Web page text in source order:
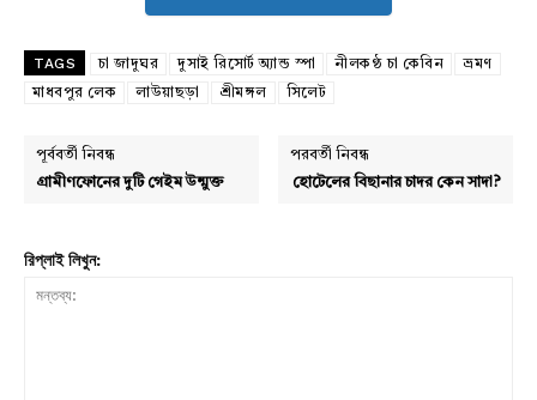
TAGS চা জাদুঘর দুসাই রিসোর্ট অ্যান্ড স্পা নীলকণ্ঠ চা কেবিন
ভ্রমণ
মাধবপুর লেক
লাউয়াছড়া শ্রীমঙ্গল সিলেট
পূর্ববর্তী নিবন্ধ
গ্রামীণফোনের দুটি গেইম উন্মুক্ত
পরবর্তী নিবন্ধ
হোটেলের বিছানার চাদর কেন সাদা?
রিপ্লাই লিখুন: